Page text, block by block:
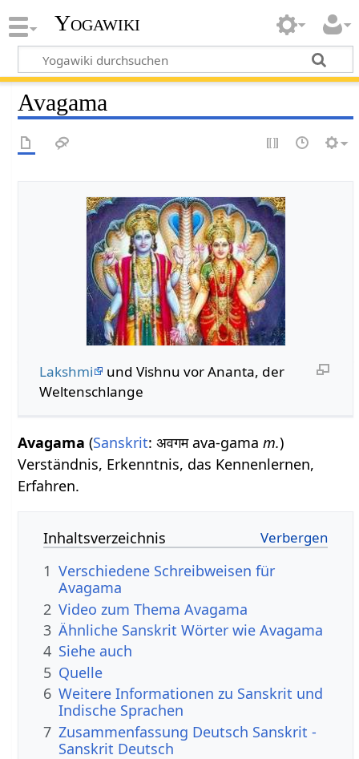
Yogawiki
Avagama
Lakshmi
und Vishnu vor Ananta, der
Weltenschlange
Avagama (Sanskrit: अवगम ava-gamam.)
Verständnis, Erkenntnis, das Kennenlernen,
Erfahren.
Inhaltsverzeichnis
1 Verschiedene Schreibweisen für
Avagama
2 Video zum Thema Avagama
3 Ähnliche Sanskrit Wörter wie Avagama
4 Siehe auch
5 Quelle
6 Weitere Informationen zu Sanskrit und
Indische Sprachen
7 Zusammenfassung Deutsch Sanskrit -
Sanskrit Deutsch